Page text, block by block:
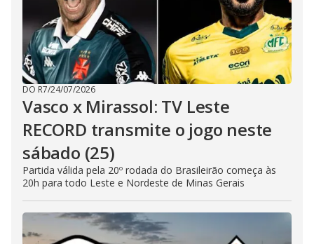
DO R7/24/07/2026
Vasco x Mirassol: TV Leste
RECORD transmite o jogo neste
sábado (25)
Partida válida pela 20º rodada do Brasileirão começa às
20h para todo Leste e Nordeste de Minas Gerais